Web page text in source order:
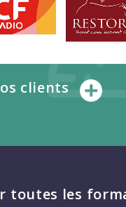
clients
toutes les